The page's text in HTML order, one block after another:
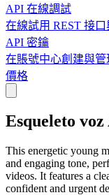
API 在線調試
在線試用 REST 接
API 密鑰
在賬號中心創建與
價格
Esqueleto
This energetic young
and engaging tone,
videos. It features a
confident and urgent